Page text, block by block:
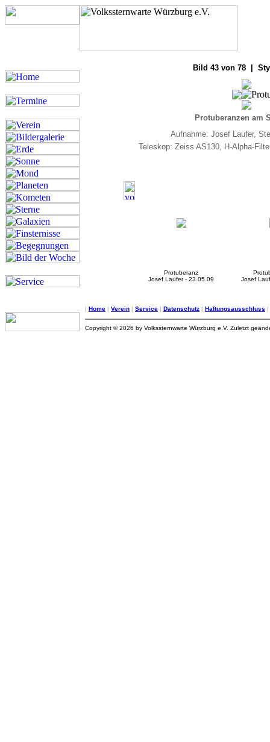
Bild 43 von 78 |
Protuberanzen am
Aufnahme: Josef Laufer,
Teleskop: Zeiss AS130, H-Alpha-
Protuberanz
Josef Laufer - 23.05.09
Josef
| Home | Verein | Service | Datenschutz | Haftungsausschluss |
Copyright © 2026 by Volkssternwarte Würzburg e.V. Zuletzt